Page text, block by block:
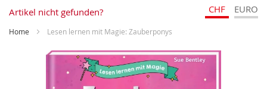
Artikel nicht gefunden? CHF EURO
Home Lesen lernen mit Magie: Zauberponys